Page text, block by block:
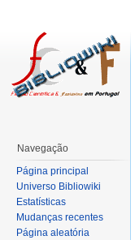
Navegação
Página principal
Universo Bibliowiki
Estatísticas
Mudanças recentes
Página aleatória